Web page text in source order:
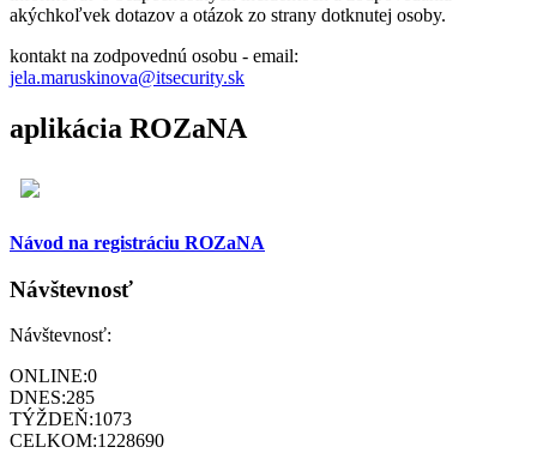
akýchkoľvek dotazov a otázok zo strany dotknutej osoby.
kontakt na zodpovednú osobu - email:
jela.maruskinova@itsecurity.sk
aplikácia ROZaNA
Návod na registráciu ROZaNA
Návštevnosť
Návštevnosť:
ONLINE:0
DNES:285
TÝŽDEŇ:1073
CELKOM:1228690